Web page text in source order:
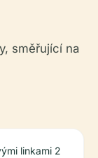
směřující na
linkami 2